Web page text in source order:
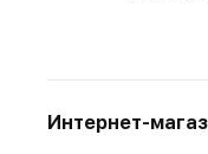
Интернет-